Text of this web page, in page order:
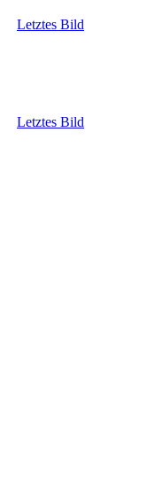
Letztes Bild
Letztes Bild